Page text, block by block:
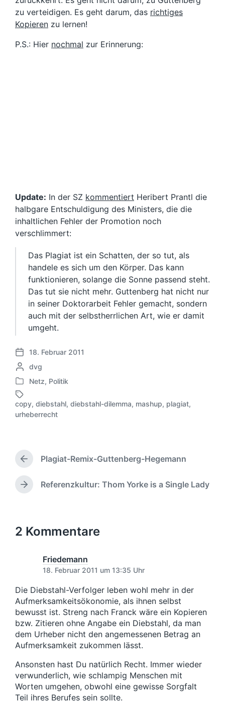
zu verteidigen. Es geht darum, das richtiges
Kopieren zu lernen!
P.S.: Hier nochmal zur Erinnerung:
Update: In der SZ kommentiert Heribert Prantl die
halbgare Entschuldigung des Ministers, die die
inhaltlichen Fehler der Promotion noch
verschlimmert:
Das Plagiat ist ein Schatten, der so tut, als
handele es sich um den Körper. Das kann
funktionieren, solange die Sonne passend steht.
Das tut sie nicht mehr. Guttenberg hat nicht nur
in seiner Doktorarbeit Fehler gemacht, sondern
auch mit der selbstherrlichen Art, wie er damit
umgeht.
V
e
r
ö
i
h
s
d
18. Februar 2011
G
e
c
h
r
b
e
v
o
dvg
V
e
r
ö
n
l
i
Netz, Politik
a
g
ö
r
copy, diebstahl, diebstahl-dilemma, mashup, plagiat,
urheberrecht
V
o
r
h
g
t
r
a
g
:
Plagiat-Remix-Guttenberg-Hegemann
N
s
t
i
t
r
a
g
:
Referenzkultur: Thom Yorke is a Single Lady
2 Kommentare
Friedemann
18. Februar 2011 um 13:35 Uhr
Die Diebstahl-Verfolger leben wohl mehr in der
Aufmerksamkeitsökonomie, als ihnen selbst
bewusst ist. Streng nach Franck wäre ein Kopieren
bzw. Zitieren ohne Angabe ein Diebstahl, da man
dem Urheber nicht den angemessenen Betrag an
Aufmerksamkeit zukommen lässt.
Ansonsten hast Du natürlich Recht. Immer wieder
verwunderlich, wie schlampig Menschen mit
Worten umgehen, obwohl eine gewisse Sorgfalt
Teil ihres Berufes sein sollte.